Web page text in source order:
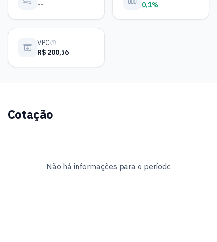
--
0,1%
VPC
R$ 200,56
Cotação
Não há informações para o período